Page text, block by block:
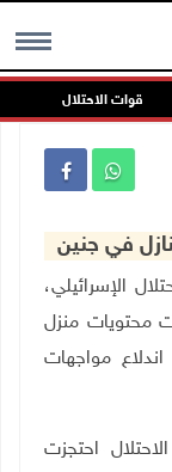
MENU
قوات الاحتلال تغلق
في جنين
الإسرائيلي،
محتويات منزل
مواجهات
احتجزت